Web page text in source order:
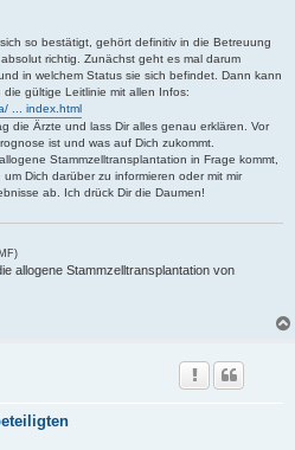
so bestätigt, gehört definitiv in die Betreuung
richtig. Zunächst geht es mal darum
in welchem Status sie sich befindet. Dann kann
gültige Leitlinie mit allen Infos:
... index.html
die Ärzte und lass Dir alles genau erklären. Vor
ist und was auf Dich zukommt.
Stammzelltransplantation in Frage kommt,
Dich darüber zu informieren oder mit mir
ab. Ich drück Dir die Daumen!
allogene Stammzelltransplantation von